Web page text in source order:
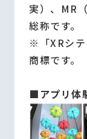
実）、MR
総称です。
※「XRシ
商標です。
■アプリ体